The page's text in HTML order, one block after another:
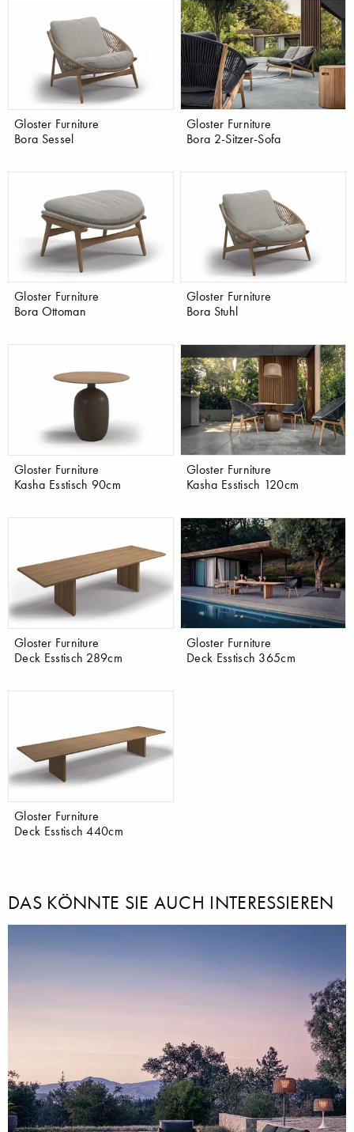
Gloster Furniture
Bora Sessel
Gloster Furniture
Bora 2-Sitzer-Sofa
Gloster Furniture
Bora Ottoman
Gloster Furniture
Bora Stuhl
Gloster Furniture
Kasha Esstisch 90cm
Gloster Furniture
Kasha Esstisch 120cm
Gloster Furniture
Deck Esstisch 289cm
Gloster Furniture
Deck Esstisch 365cm
Gloster Furniture
Deck Esstisch 440cm
DAS KÖNNTE SIE AUCH INTERESSIEREN